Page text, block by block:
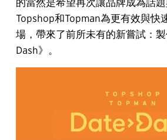
Topshop和Topman為更有效與快
場，帶來了前所未有的新嘗試：
Dash》。